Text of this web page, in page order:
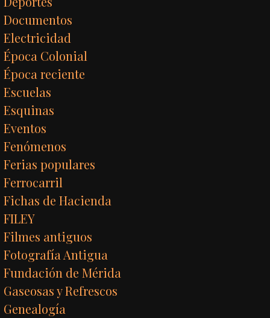
Documentos
Electricidad
Época Colonial
Época reciente
Escuelas
Esquinas
Eventos
Fenómenos
Ferias populares
Ferrocarril
Fichas de Hacienda
FILEY
Filmes antiguos
Fotografía Antigua
Fundación de Mérida
Gaseosas y Refrescos
Genealogía